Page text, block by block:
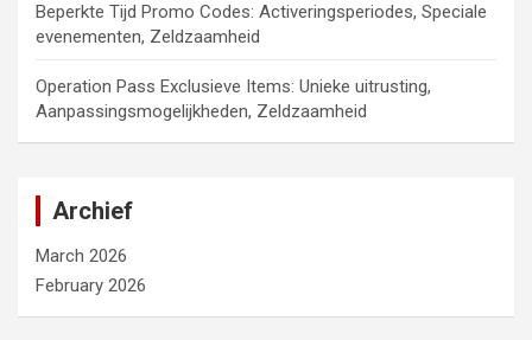
Beperkte Tijd Promo Codes: Activeringsperiodes, Speciale
evenementen, Zeldzaamheid
Operation Pass Exclusieve Items: Unieke uitrusting,
Aanpassingsmogelijkheden, Zeldzaamheid
Archief
March 2026
February 2026